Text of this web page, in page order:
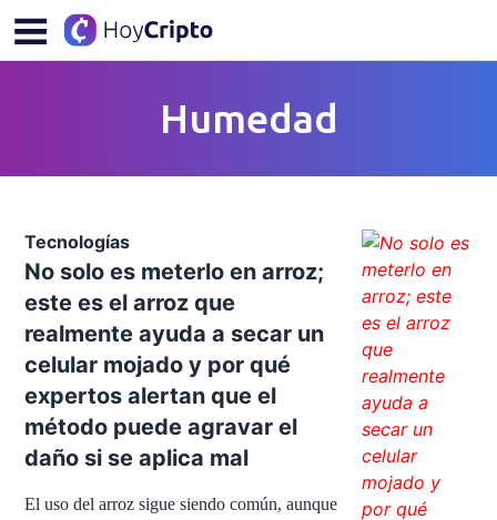
Humedad
Tecnologías
No solo es meterlo en arroz;
este es el arroz que
realmente ayuda a secar un
celular mojado y por qué
expertos alertan que el
método puede agravar el
daño si se aplica mal
El uso del arroz sigue siendo común, aunque